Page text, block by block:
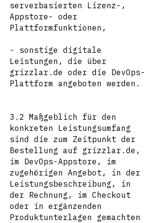
serverbasierten Lizenz-,
Appstore- oder
Plattformfunktionen,
- sonstige digitale
Leistungen, die über
grizzlar.de oder die DevOps-
Plattform angeboten werden.
3.2 Maßgeblich für den
konkreten Leistungsumfang
sind die zum Zeitpunkt der
Bestellung auf grizzlar.de,
im DevOps-Appstore, im
zugehörigen Angebot, in der
Leistungsbeschreibung, in
der Rechnung, im Checkout
oder in ergänzenden
Produktunterlagen gemachten